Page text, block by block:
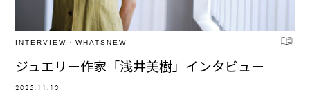
INTERVIEW · WHATSNEW
ジュエリー作家「浅井美樹」インタビュー
2025.11.10